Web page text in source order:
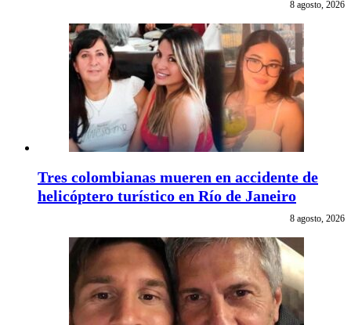
8 agosto, 2026
Tres colombianas mueren en accidente de
helicóptero turístico en Río de Janeiro
8 agosto, 2026